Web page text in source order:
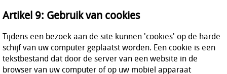
Artikel 9: Gebruik van cookies
Tijdens een bezoek aan de site kunnen 'cookies' op de harde
schijf van uw computer geplaatst worden. Een cookie is een
tekstbestand dat door de server van een website in de
browser van uw computer of op uw mobiel apparaat